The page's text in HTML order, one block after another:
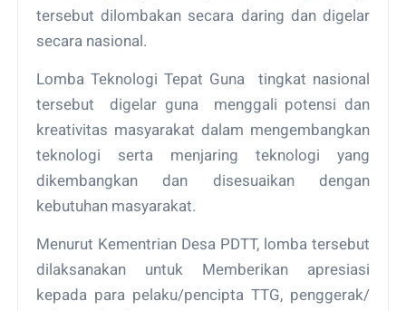
tersebut dilombakan secara daring dan digelar
secara nasional.
Lomba Teknologi Tepat Guna tingkat nasional
tersebut digelar guna menggali potensi dan
kreativitas masyarakat dalam mengembangkan
teknologi serta menjaring teknologi yang
dikembangkan dan disesuaikan dengan
kebutuhan masyarakat.
Menurut Kementrian Desa PDTT, lomba tersebut
dilaksanakan untuk Memberikan apresiasi
kepada para pelaku/pencipta TTG, penggerak/